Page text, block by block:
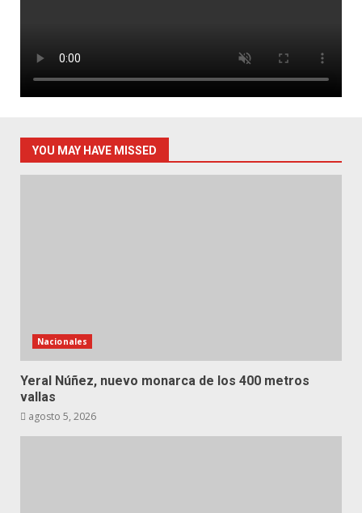
YOU MAY HAVE MISSED
Nacionales
Yeral Núñez, nuevo monarca de los 400 metros
vallas
agosto 5, 2026